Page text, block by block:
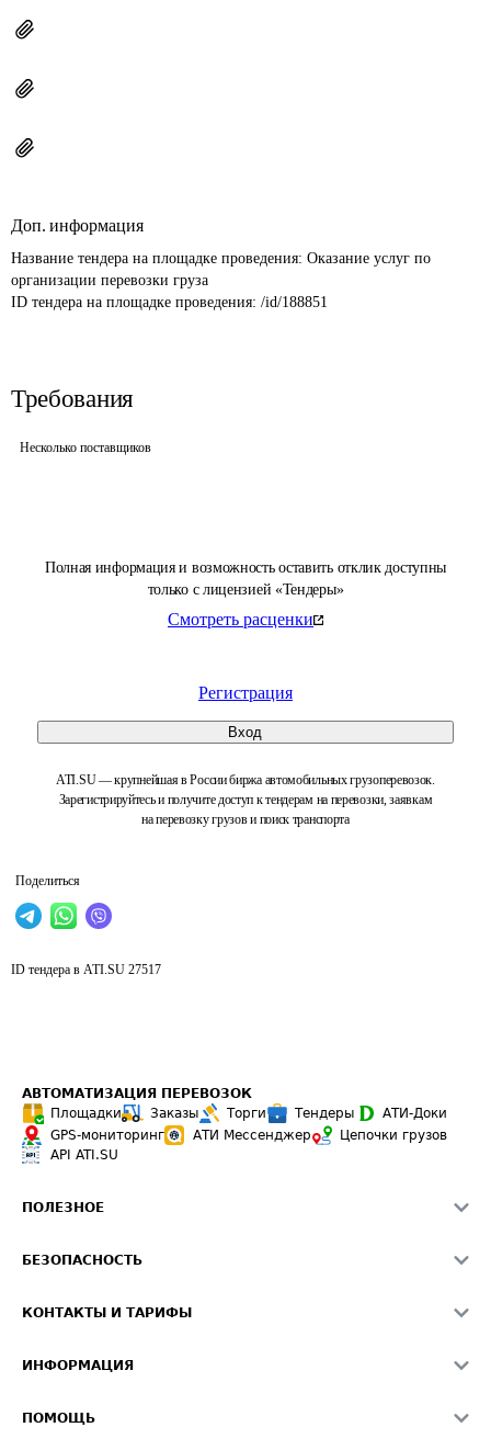
Полная информация и возможность оставить отклик доступны
только с лицензией «Тендеры»
Смотреть расценки
Регистрация
Вход
ATI.SU — крупнейшая в России биржа автомобильных грузоперевозок.
Зарегистрируйтесь и получите доступ к тендерам на перевозки, заявкам
на перевозку грузов и поиск транспорта
Поделиться
Доп. информация
Название тендера на площадке проведения: Оказание услуг по
организации перевозки груза
ID тендера на площадке проведения: /id/188851
Требования
Несколько поставщиков
ID тендера в ATI.SU 27517
АВТОМАТИЗАЦИЯ ПЕРЕВОЗОК
Площадки
Заказы Торги Тендеры
АТИ-Доки
GPS-мониторинг
АТИ Мессенджер
Цепочки грузов
API ATI.SU
ПОЛЕЗНОЕ
Звезды ATI.SU на вашем сайте
Средние ставки
БЕЗОПАСНОСТЬ
Светофор+
О формировании Паспорта
КОНТАКТЫ И ТАРИФЫ
Реклама на сайте
ИНФОРМАЦИЯ
ПОМОЩЬ